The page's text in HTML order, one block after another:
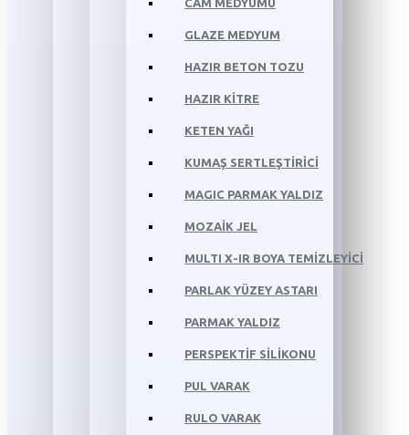
CAM MEDYUMU
GLAZE MEDYUM
HAZIR BETON TOZU
HAZIR KİTRE
KETEN YAĞI
KUMAŞ SERTLEŞTİRİCİ
MAGIC PARMAK YALDIZ
MOZAİK JEL
MULTI X-IR BOYA TEMİZLEYİCİ
PARLAK YÜZEY ASTARI
PARMAK YALDIZ
PERSPEKTİF SİLİKONU
PUL VARAK
RULO VARAK